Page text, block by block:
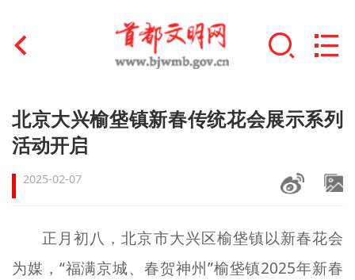
首页
文明创建
文明实践
+
未成年人思想道德建设
北京大兴榆垡镇新春传统花会展示系列
活动开启
2025-02-07
正月初八，北京市大兴区榆垡镇以新春花会
为媒，“福满京城、春贺神州”榆垡镇2025年新春